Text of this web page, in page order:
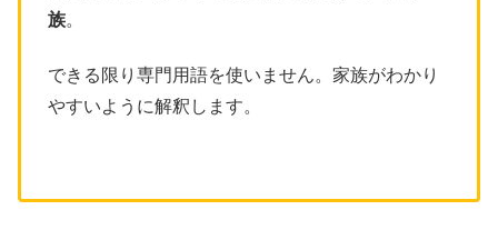
族。
できる限り専門用語を使いません。家族がわかり
やすいように解釈します。